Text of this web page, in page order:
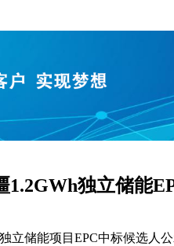
1.2GWh独立储能
立储能项目EPC中标候选